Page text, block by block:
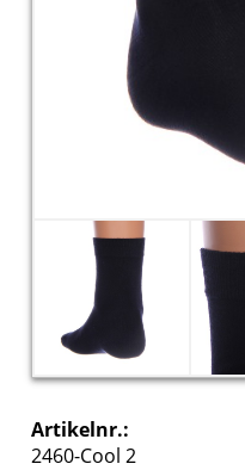
Artikelnr.:
2460-Cool 2